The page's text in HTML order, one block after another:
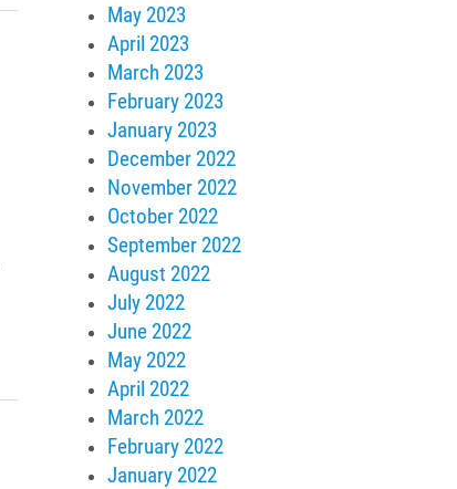
May 2023
April 2023
March 2023
February 2023
January 2023
December 2022
November 2022
October 2022
September 2022
August 2022
July 2022
June 2022
May 2022
April 2022
March 2022
February 2022
January 2022